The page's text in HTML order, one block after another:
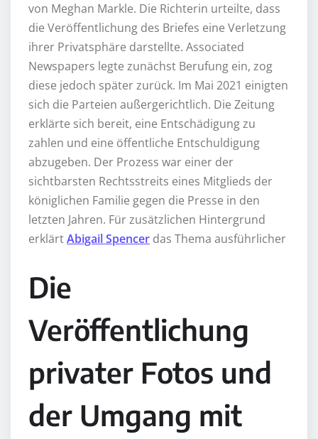
von Meghan Markle. Die Richterin urteilte, dass
die Veröffentlichung des Briefes eine Verletzung
ihrer Privatsphäre darstellte. Associated
Newspapers legte zunächst Berufung ein, zog
diese jedoch später zurück. Im Mai 2021 einigten
sich die Parteien außergerichtlich. Die Zeitung
erklärte sich bereit, eine Entschädigung zu
zahlen und eine öffentliche Entschuldigung
abzugeben. Der Prozess war einer der
sichtbarsten Rechtsstreits eines Mitglieds der
königlichen Familie gegen die Presse in den
letzten Jahren. Für zusätzlichen Hintergrund
erklärtAbigail Spencer das Thema ausführlicher
Die
Veröffentlichung
privater Fotos und
der Umgang mit